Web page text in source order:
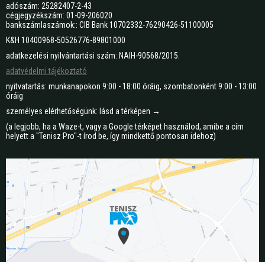
adószám: 25282407-2-43
cégjegyzékszám: 01-09-206020
bankszámlaszámok:: CIB Bank 10702332-76290426-51100005
K&H 10400968-50526776-89801000
adatkezelési nyilvántartási szám: NAIH-90568/2015.
adatvédelmi tájékoztató
nyitvatartás: munkanapokon 9:00 - 18:00 óráig, szombatonként 9:00 - 13:00
óráig
személyes elérhetőségünk: lásd a térképen →
(a legjobb, ha a Waze-t, vagy a Google térképet használod, amibe a cím
helyett a "Tenisz Pro"-t írod be, így mindkettő pontosan idehoz)